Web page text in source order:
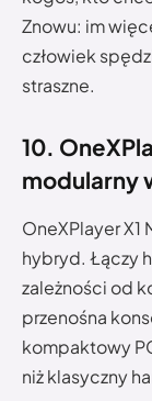
Znowu: im
człowiek
straszne.
10.
modularny
OneXPlayer
hybryd. Łączy
zależności od
przenośna
kompaktowy
niż klasyczny